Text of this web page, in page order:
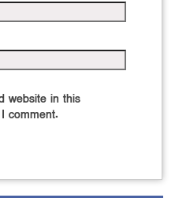
website in this
comment.